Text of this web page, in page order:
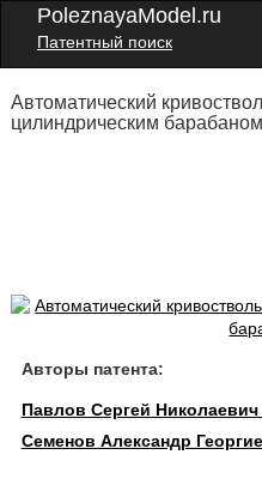
PoleznayaModel.ru
Патентный поиск
Автоматический
цилиндрическим барабаном
Авторы патента:
Павлов Сергей Николаевич
Семенов Александр